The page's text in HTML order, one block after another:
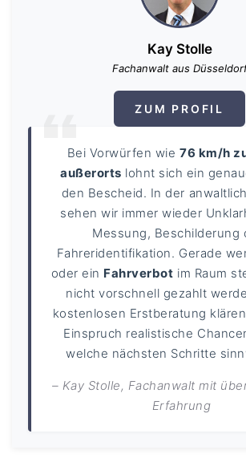
Kay Stolle
Fachanwalt aus
ZUM PROFIL
Bei Vorwürfen wie 76 km/h
außerorts lohnt sich ein
den Bescheid. In der
sehen wir immer wieder
Messung, Beschilderung
Fahreridentifikation. Gerade
oder ein Fahrverbot im Raum
nicht vorschnell gezahlt
kostenlosen Erstberatung
Einspruch realistische
welche nächsten Schritte
– Kay Stolle, Fachanwalt mit
Erfahrung